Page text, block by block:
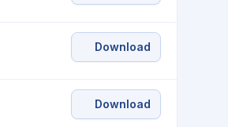
Download
Download